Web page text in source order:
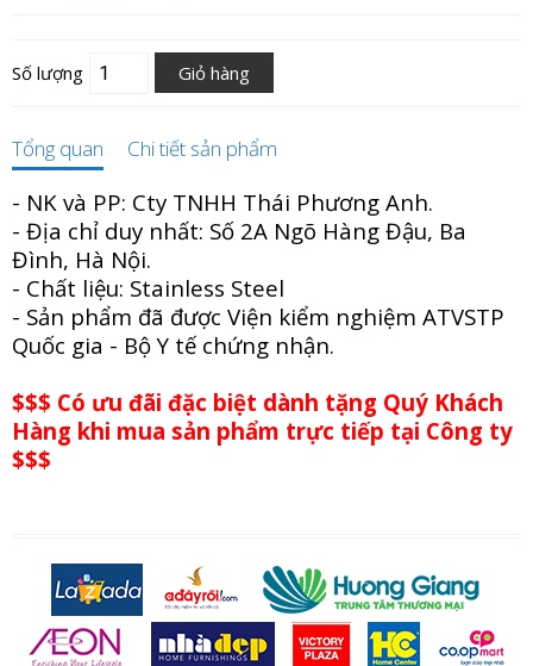
Số lượng Giỏ hàng
Tổng quan Chi tiết sản phẩm
- NK và PP: Cty TNHH Thái Phương Anh.
- Địa chỉ duy nhất: Số 2A Ngõ Hàng Đậu, Ba
Đình, Hà Nội.
- Chất liệu: Stainless Steel
- Sản phẩm đã được Viện kiểm nghiệm ATVSTP
Quốc gia - Bộ Y tế chứng nhận.
$$$ Có ưu đãi đặc biệt dành tặng Quý Khách
Hàng khi mua sản phẩm trực tiếp tại Công ty
$$$